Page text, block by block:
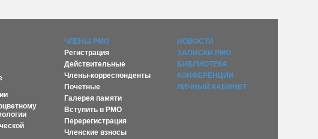
ЧЛЕНЫ РМО
Регистрация
Действительные
Члены-корреспонденты
Почетные
Галерея памяти
Вступить в РМО
Перерегистрация
Членские взносы
НОВОСТИ
ЗАПИСКИ РМО
БИБЛИОТЕКА
КОНФЕРЕНЦИИ
ЛИЧНЫЙ КАБИНЕТ